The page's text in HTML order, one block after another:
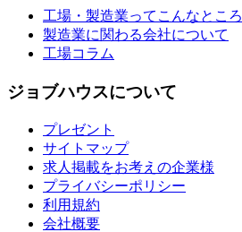
工場・製造業ってこんなところ
製造業に関わる会社について
工場コラム
ジョブハウスについて
プレゼント
サイトマップ
求人掲載をお考えの企業様
プライバシーポリシー
利用規約
会社概要